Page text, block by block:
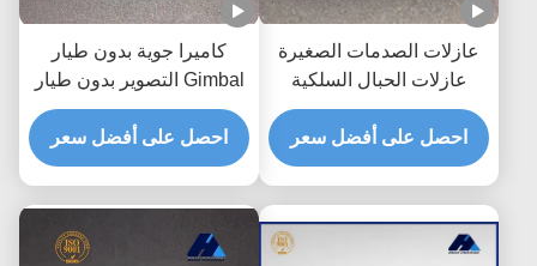
عازلات الصدمات الصغيرة
عازلات الحبال السلكية
لتخفيف الاهتزاز
احصل على أفضل سعر
كاميرا جوية بدون طيار
Gimbal التصوير بدون طيار
تصوير صدمة الاهتزاز العزل
GR1 سلسلة كاميرا عازل
الاهتزاز
احصل على أفضل سعر